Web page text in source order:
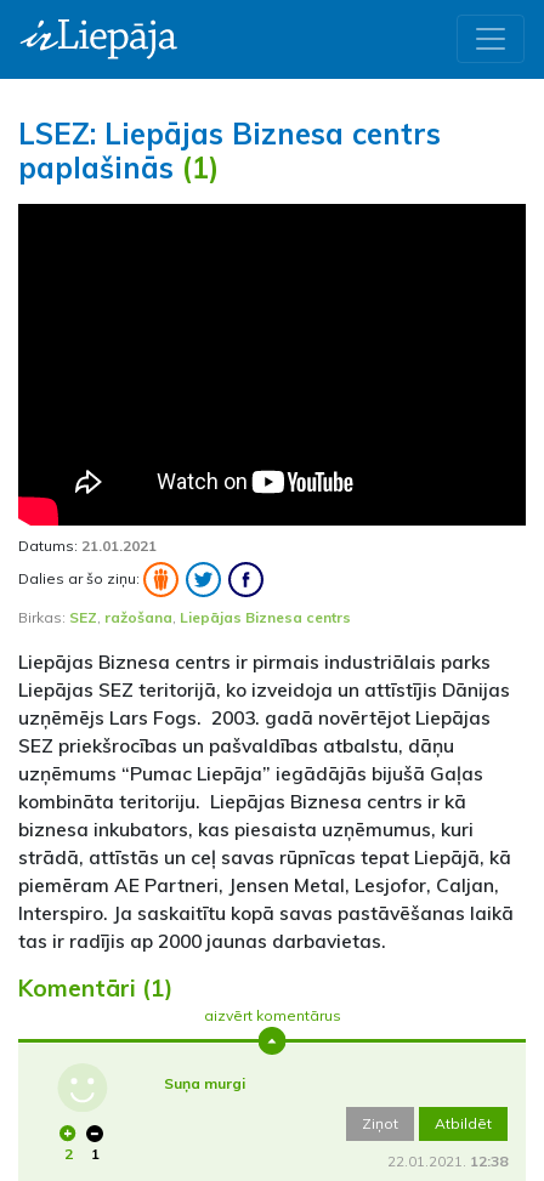
LSEZ: Liepājas Biznesa centrs
paplašinās (1)
Datums: 21.01.2021
Dalies ar šo ziņu:
Birkas: SEZ ražošana Liepājas Biznesa centrs
Liepājas Biznesa centrs ir pirmais industriālais parks
Liepājas SEZ teritorijā, ko izveidoja un attīstījis Dānijas
uzņēmējs Lars Fogs. 2003. gadā novērtējot Liepājas
SEZ priekšrocības un pašvaldības atbalstu, dāņu
uzņēmums “Pumac Liepāja” iegādājās bijušā Gaļas
kombināta teritoriju. Liepājas Biznesa centrs ir kā
biznesa inkubators, kas piesaista uzņēmumus, kuri
strādā, attīstās un ceļ savas rūpnīcas tepat Liepājā, kā
piemēram AE Partneri, Jensen Metal, Lesjofor, Caljan,
Interspiro. Ja saskaitītu kopā savas pastāvēšanas laikā
tas ir radījis ap 2000 jaunas darbavietas.
Komentāri (1)
aizvērt komentārus
2 1
Suņa murgi
Ziņot Atbildēt
22.01.2021. 12:38